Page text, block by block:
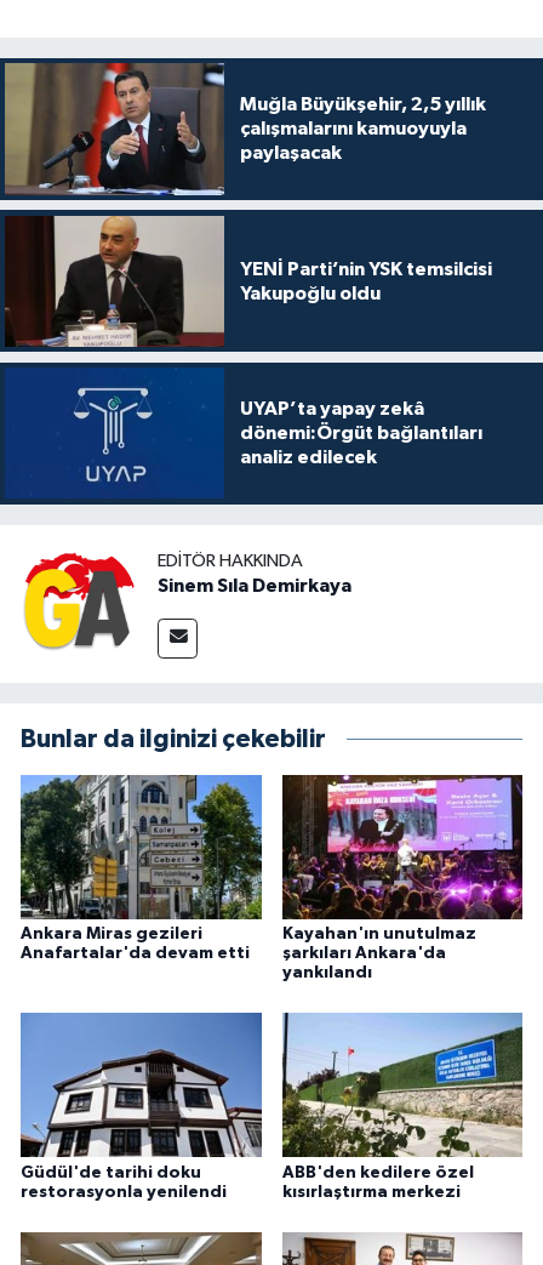
Muğla Büyükşehir, 2,5 yıllık
çalışmalarını kamuoyuyla
paylaşacak
YENİ Parti’nin YSK temsilcisi
Yakupoğlu oldu
UYAP’ta yapay zekâ
dönemi:Örgüt bağlantıları
analiz edilecek
EDITÖR HAKKINDA
Sinem Sıla Demirkaya
Bunlar da ilginizi çekebilir
Ankara Miras gezileri
Anafartalar'da devam etti
Kayahan'ın unutulmaz
şarkıları Ankara'da
yankılandı
Güdül'de tarihi doku
restorasyonla yenilendi
ABB'den kedilere özel
kısırlaştırma merkezi